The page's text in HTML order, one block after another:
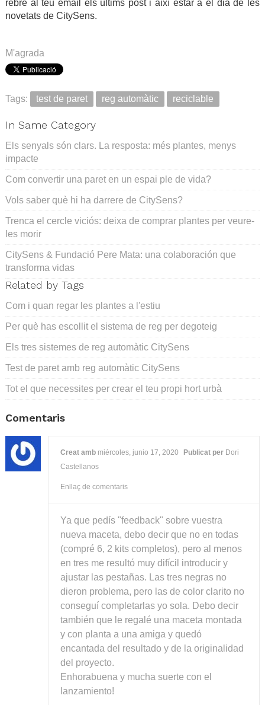
rebre al teu email els últims post i així estar a el dia de les
novetats de CitySens.
M'agrada
Tags: test de paret reg automàtic reciclable
In Same Category
Els senyals són clars. La resposta: més plantes, menys
impacte
Com convertir una paret en un espai ple de vida?
Vols saber què hi ha darrere de CitySens?
Trenca el cercle viciós: deixa de comprar plantes per veure-
les morir
CitySens & Fundació Pere Mata: una colaboración que
transforma vidas
Related by Tags
Com i quan regar les plantes a l'estiu
Per què has escollit el sistema de reg per degoteig
Els tres sistemes de reg automàtic CitySens
Test de paret amb reg automàtic CitySens
Tot el que necessites per crear el teu propi hort urbà
Comentaris
Creat amb miércoles, junio 17, 2020 Publicat per Dori
Castellanos
Enllaç de comentaris
Ya que pedís "feedback" sobre vuestra
nueva maceta, debo decir que no en todas
(compré 6, 2 kits completos), pero al menos
en tres me resultó muy difícil introducir y
ajustar las pestañas. Las tres negras no
dieron problema, pero las de color clarito no
conseguí completarlas yo sola. Debo decir
también que le regalé una maceta montada
y con planta a una amiga y quedó
encantada del resultado y de la originalidad
del proyecto.
Enhorabuena y mucha suerte con el
lanzamiento!